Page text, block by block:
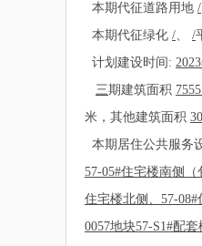
本期代征道路用地 /
本期代征绿化 /、 /
计划建设时间:
三期建筑面积
米，其他建筑面积
本期居住公共服务
57-05#住宅楼南侧
住宅楼北侧、57-08#
0057地块57-S1#配套